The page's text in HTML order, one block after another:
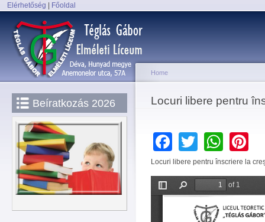
Elérhetőség Főoldal
Main menu
Beíratkozás 2026 You are here
Home
Locuri libere pentru
Facebook
Twitter
Locuri libere pentru înscriere la